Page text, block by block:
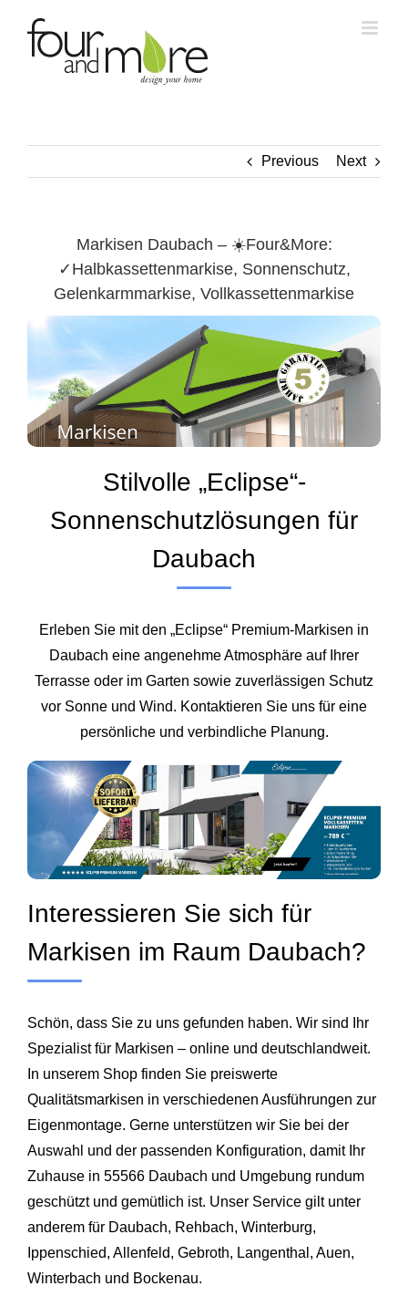
content
Previous Next
Markisen Daubach – ☀️Four&More:
✓Halbkassettenmarkise, Sonnenschutz,
Gelenkarmmarkise, Vollkassettenmarkise
Stilvolle „Eclipse“-
Sonnenschutzlösungen für
Daubach
Erleben Sie mit den „Eclipse“ Premium-Markisen in
Daubach eine angenehme Atmosphäre auf Ihrer
Terrasse oder im Garten sowie zuverlässigen Schutz
vor Sonne und Wind. Kontaktieren Sie uns für eine
persönliche und verbindliche Planung.
Interessieren Sie sich für
Markisen im Raum Daubach?
Schön, dass Sie zu uns gefunden haben. Wir sind Ihr
Spezialist für Markisen – online und deutschlandweit.
In unserem Shop finden Sie preiswerte
Qualitätsmarkisen in verschiedenen Ausführungen zur
Eigenmontage. Gerne unterstützen wir Sie bei der
Auswahl und der passenden Konfiguration, damit Ihr
Zuhause in 55566 Daubach und Umgebung rundum
geschützt und gemütlich ist. Unser Service gilt unter
anderem für Daubach, Rehbach, Winterburg,
Ippenschied, Allenfeld, Gebroth, Langenthal, Auen,
Winterbach und Bockenau.